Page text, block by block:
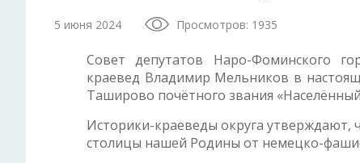
5 июня 2024 Просмотров: 1935
Совет депутатов Наро-Фоминского
краевед Владимир Мельников в
Таширово почётного звания
Историки-краеведы округа
столицы нашей Родины от немецко-